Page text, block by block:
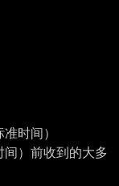
时间）
）前收到的大多